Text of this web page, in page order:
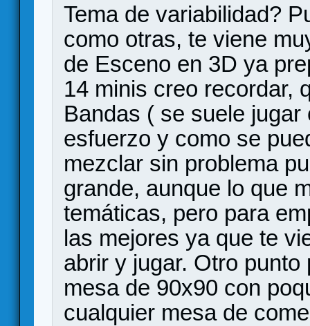
Tema de variabilidad?
como otras, te viene
de Esceno en 3D ya
14 minis creo recordar,
Bandas ( se suele
esfuerzo y como se
mezclar sin problema
grande, aunque lo que
temáticas, pero para
las mejores ya que te
abrir y jugar. Otro
mesa de 90x90 con
cualquier mesa de